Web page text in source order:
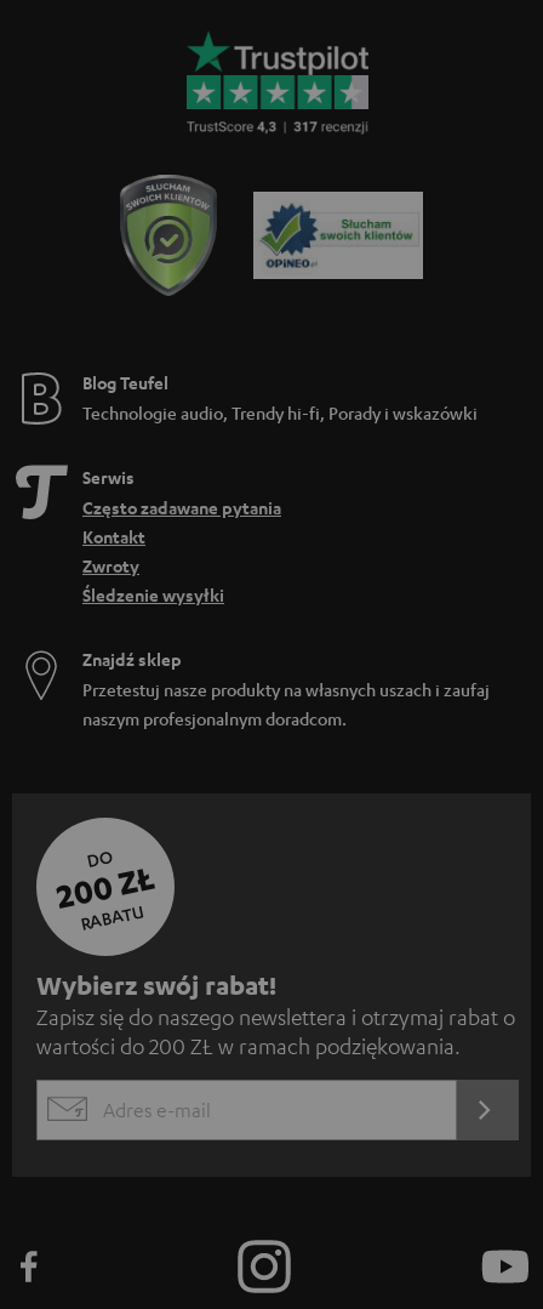
Blog Teufel
Technologie audio, Trendy hi-fi, Porady i wskazówki
Serwis
Często zadawane pytania
Kontakt
Zwroty
Śledzenie wysyłki
Znajdź sklep
Przetestuj nasze produkty na własnych uszach i zaufaj
naszym profesjonalnym doradcom.
DO
200 ZŁ
RABATU
Z
a
p
s
ę
Wybierz swój rabat!
Zapisz się do naszego newslettera i otrzymaj rabat o
wartości do 200 ZŁ w ramach podziękowania.
EMAIL